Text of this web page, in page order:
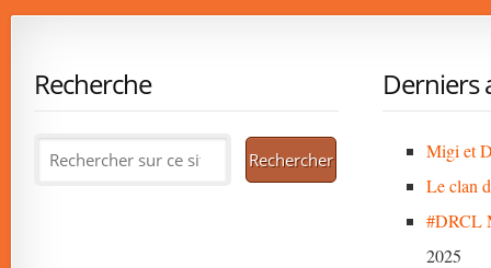
Recherche Derniers
Migi et
Le clan
#DRCL
2025